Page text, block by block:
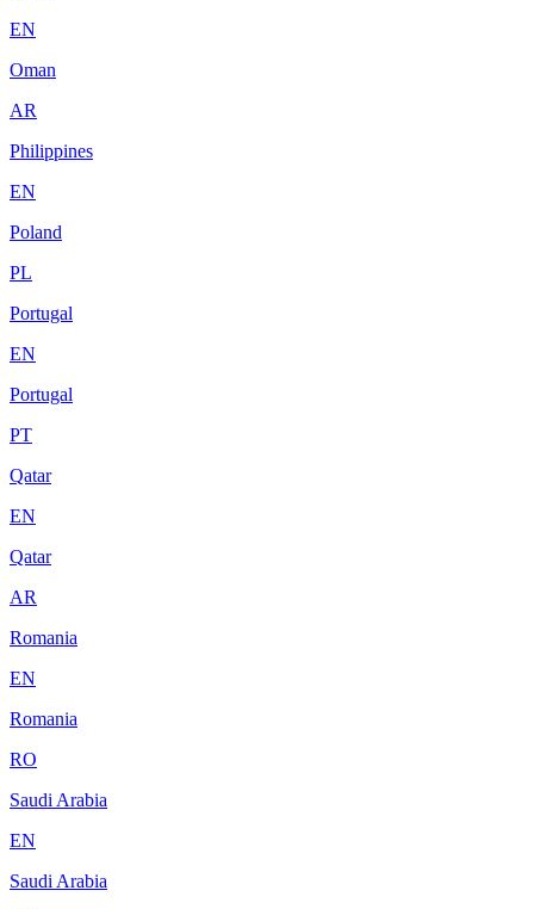
EN
Oman
AR
Philippines
EN
Poland
PL
Portugal
EN
Portugal
PT
Qatar
EN
Qatar
AR
Romania
EN
Romania
RO
Saudi Arabia
EN
Saudi Arabia